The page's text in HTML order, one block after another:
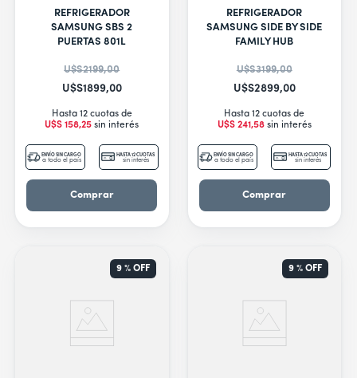
REFRIGERADOR
SAMSUNG SBS 2
PUERTAS 801L
U$S2199,00
U$S1899,00
Hasta 12 cuotas de
U$S 158,25 sin interés
ENVÍO SIN CARGO
a todo el país
HASTA 12 CUOTAS
sin interés
Comprar
REFRIGERADOR
SAMSUNG SIDE BY SIDE
FAMILY HUB
U$S3199,00
U$S2899,00
Hasta 12 cuotas de
U$S 241,58sin interés
ENVÍO SIN CARGO
a todo el país
HASTA 12 CUOTAS
sin interés
Comprar
9 %OFF 9 % OFF